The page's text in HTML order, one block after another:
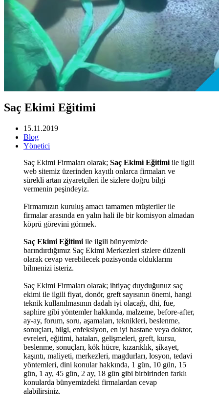
Saç Ekimi Eğitimi
15.11.2019
Blog
Yönetici
Saç Ekimi Firmaları olarak; Saç Ekimi Eğitimi ile ilgili
web sitemiz üzerinden kayıtlı onlarca firmaları ve
sürekli artan ziyaretçileri ile sizlere doğru bilgi
vermenin peşindeyiz.
Firmamızın kuruluş amacı tamamen müşteriler ile
firmalar arasında en yalın hali ile bir komisyon almadan
köprü görevini görmek.
Saç Ekimi Eğitimi ile ilgili bünyemizde
barındırdığımız Saç Ekimi Merkezleri sizlere düzenli
olarak cevap verebilecek pozisyonda olduklarını
bilmenizi isteriz.
Saç Ekimi Firmaları olarak; ihtiyaç duyduğunuz saç
ekimi ile ilgili fiyat, donör, greft sayısının önemi, hangi
teknik kullanılmasının dadah iyi olacağı, dhi, fue,
saphire gibi yöntemler hakkında, malzeme, before-after,
ay-ay, forum, soru, aşamaları, teknikleri, beslenme,
sonuçları, bilgi, enfeksiyon, en iyi hastane veya doktor,
evreleri, eğitimi, hataları, gelişmeleri, greft, kursu,
beslenme, sonuçları, kök hücre, kızarıklık, şikayet,
kaşıntı, maliyeti, merkezleri, magdurları, losyon, tedavi
yöntemleri, dini konular hakkında, 1 gün, 10 gün, 15
gün, 1 ay, 45 gün, 2 ay, 18 gün gibi birbirinden farklı
konularda bünyemizdeki firmalardan cevap
alabilirsiniz.